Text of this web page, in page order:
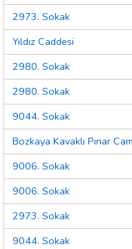
2973. Sokak
Yıldız Caddesi
2980. Sokak
2980. Sokak
9044. Sokak
Bozkaya Kavaklı Pınar
9006. Sokak
9006. Sokak
2973. Sokak
9044. Sokak